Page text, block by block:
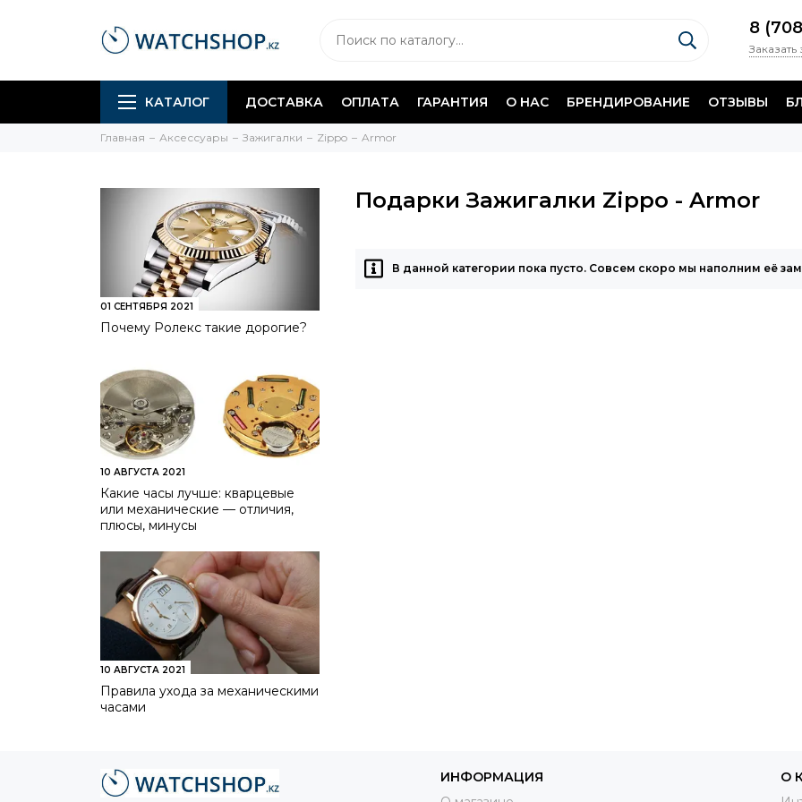
8
КАТАЛОГ ДОСТАВКА ОПЛАТА ГАРАНТИЯ О НАС БРЕНДИРОВАНИЕ ОТЗЫВЫ
Главная Аксессуары Зажигалки Zippo Armor
01 СЕНТЯБРЯ 2021
Почему Ролекс такие дорогие?
10 АВГУСТА 2021
Какие часы лучше: кварцевые
или механические — отличия,
плюсы, минусы
10 АВГУСТА 2021
Правила ухода за механическими
часами
Подарки Зажигалки Zippo - Armor
В данной категории пока пусто. Совсем скоро мы наполним её
ИНФОРМАЦИЯ
О